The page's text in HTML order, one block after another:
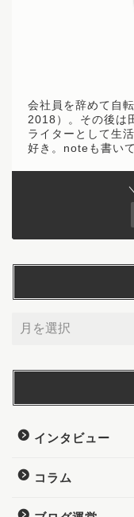
会社員を辞めて自
2018）。その後は
ライターとして生
好き。noteも書い
インタビュー
コラム